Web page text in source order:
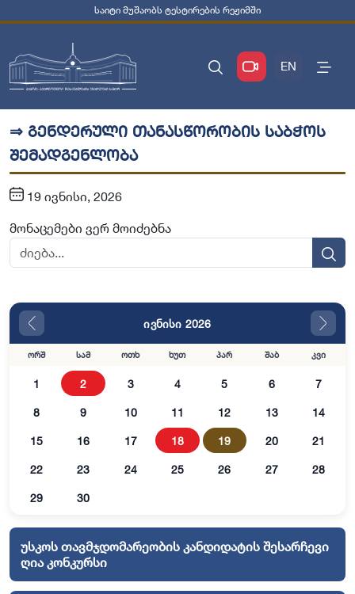
საიტი მუშაობს ტესტირების რეჟიმში
EN
⇒ გენდერული თანასწორობის საბჭოს
შემადგენლობა
19 ივნისი, 2026
მონაცემები ვერ მოიძებნა
ივნისი 2026
ორშ სამ ოთხ ხუთ პარ შაბ კვი
1 2 3 4 5 6 7
8 9 10 11 12 13 14
15 16 17 18 19 20 21
22 23 24 25 26 27 28
29 30
უსკოს თავმჯდომარეობის კანდიდატის შესარჩევი
ღია კონკურსი